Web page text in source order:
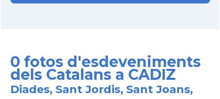
0 fotos d'esdeveniments
dels Catalans a CADIZ
Diades, Sant Jordis, Sant Joans,